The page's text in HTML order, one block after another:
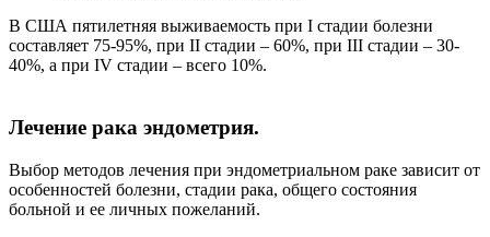
В США пятилетняя выживаемость при I стадии болезни
составляет 75-95%, при II стадии – 60%, при III стадии – 30-
40%, а при IV стадии – всего 10%.
Лечение рака эндометрия.
Выбор методов лечения при эндометриальном раке зависит от
особенностей болезни, стадии рака, общего состояния
больной и ее личных пожеланий.